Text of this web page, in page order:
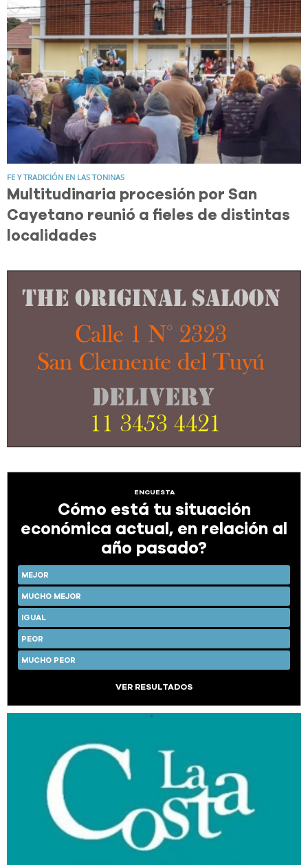
FE Y TRADICIÓN EN LAS TONINAS
Multitudinaria procesión por San
Cayetano reunió a fieles de distintas
localidades
ENCUESTA
Cómo está tu situación
económica actual, en relación al
año pasado?
MEJOR
MUCHO MEJOR
IGUAL
PEOR
MUCHO PEOR
VER RESULTADOS